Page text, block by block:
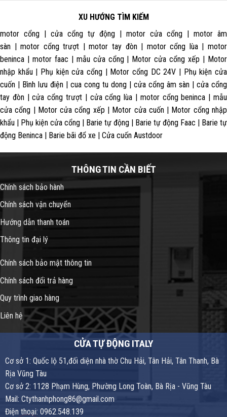
XU HƯỚNG TÌM KIẾM
motor cổng | cửa cổng tự động | motor cửa cổng | motor âm
sàn | motor cổng trượt | motor tay đòn | motor cổng lùa | motor
beninca | motor faac | mẫu cửa cổng | Motor cửa cổng xếp | Motor
nhập khẩu | Phụ kiện cửa cổng | Motor cổng DC 24V | Phụ kiện cửa
cuốn | Bình lưu điện | cua cong tu dong | cửa cổng âm sàn | cửa cổng
tay đòn | cửa cổng trượt | cửa cổng lùa | motor cổng beninca | mẫu
cửa cổng | Motor cửa cổng xếp | Motor cửa cuốn | Motor cổng nhập
khẩu | Phụ kiện cửa cổng | Barie tự động | Barie tự động Faac | Barie tự
động Beninca | Barie bãi đổ xe | Cửa cuốn Austdoor
THÔNG TIN CẦN BIẾT
Chính sách bảo hành
Chính sách vận chuyển
Hướng dẫn thanh toán
Thông tin đại lý
Chính sách bảo mật thông tin
Chính sách đổi trả hàng
Quy trình giao hàng
Liên hệ
CỬA TỰ ĐỘNG ITALY
Cơ sở 1: Quốc lộ 51,đối diện nhà thờ Chu Hải, Tân Hải, Tân Thanh, Bà
Rịa Vũng Tàu
Cơ sở 2: 1128 Phạm Hùng, Phường Long Toàn, Bà Rịa - Vũng Tàu
Mail: Ctythanhphong86@gmail.com
Điện thoại: 0962.548.139